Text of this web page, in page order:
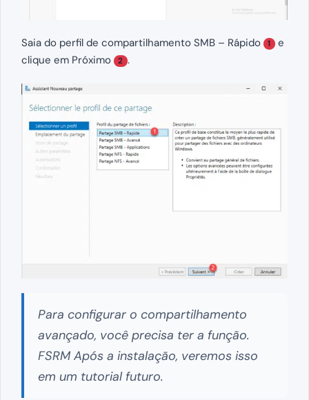
Saia do perfil de compartilhamento SMB – Rápido 1 e
clique em Próximo
2 .
Para configurar o compartilhamento
avançado, você precisa ter a função.
FSRM Após a instalação, veremos isso
em um tutorial futuro.